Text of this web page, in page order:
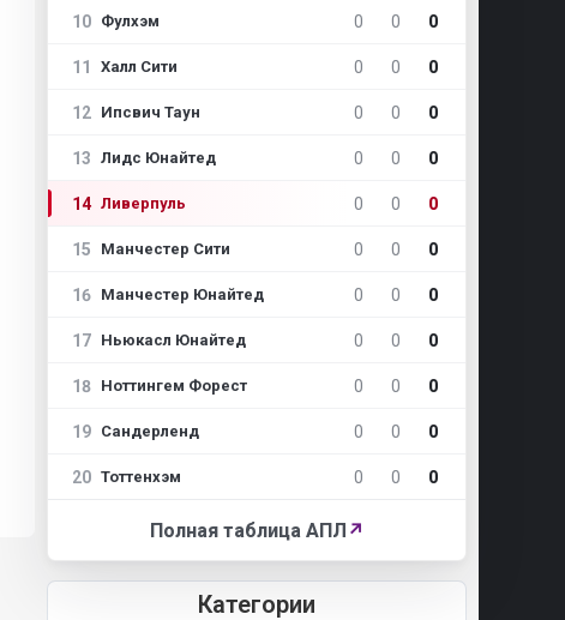
10 Фулхэм 0 0 0
11 Халл Сити 0 0 0
12 Ипсвич Таун 0 0 0
13 Лидс Юнайтед 0 0 0
14 Ливерпуль 0 0 0
15 Манчестер Сити 0 0 0
16 Манчестер Юнайтед 0 0 0
17 Ньюкасл Юнайтед 0 0 0
18 Ноттингем Форест 0 0 0
19 Сандерленд 0 0 0
20 Тоттенхэм 0 0 0
Полная таблица АПЛ ↗
Категории